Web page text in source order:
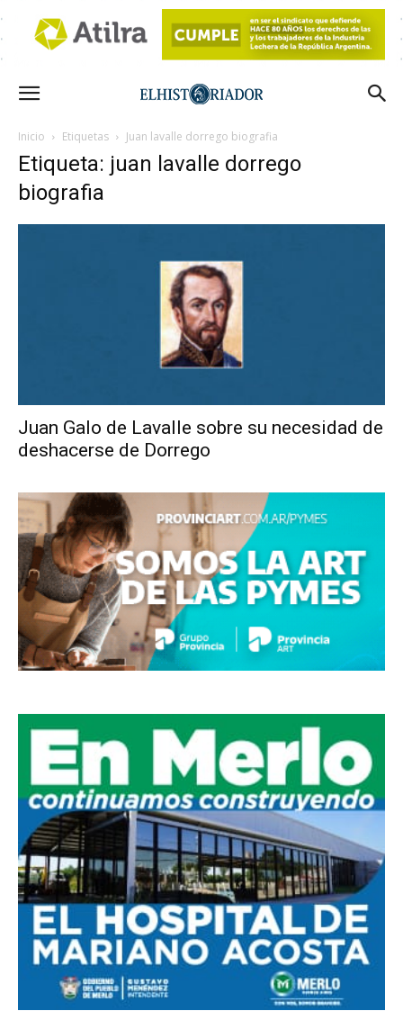
Inicio Etiquetas Juan lavalle dorrego biografia
Etiqueta: juan lavalle dorrego
biografia
Juan Galo de Lavalle sobre su necesidad de
deshacerse de Dorrego